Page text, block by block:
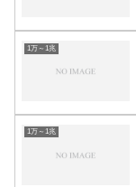
1万～1兆
1万～1兆